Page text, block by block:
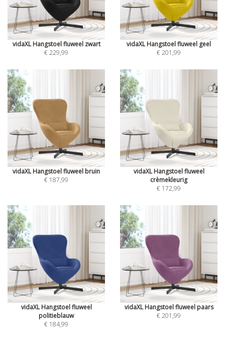
vidaXL Hangstoel fluweel zwart
€ 229,99
vidaXL Hangstoel fluweel geel
€ 201,99
vidaXL Hangstoel fluweel bruin
€ 187,99
vidaXL Hangstoel fluweel
crèmekleurig
€ 172,99
vidaXL Hangstoel fluweel
politieblauw
€ 184,99
vidaXL Hangstoel fluweel paars
€ 201,99